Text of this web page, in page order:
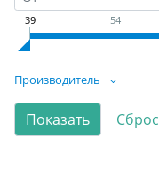
39 54
Производитель